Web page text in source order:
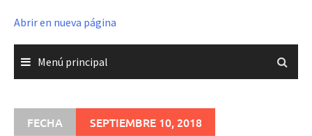
Abrir en nueva página
Menú principal
FECHA SEPTIEMBRE 10, 2018